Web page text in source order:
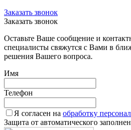
Заказать звонок
Заказать звонок
Оставьте Ваше сообщение и
специалисты свяжутся с Вами в
решения Вашего вопроса.
Имя
Телефон
Я согласен на обработку
Защита от автоматического